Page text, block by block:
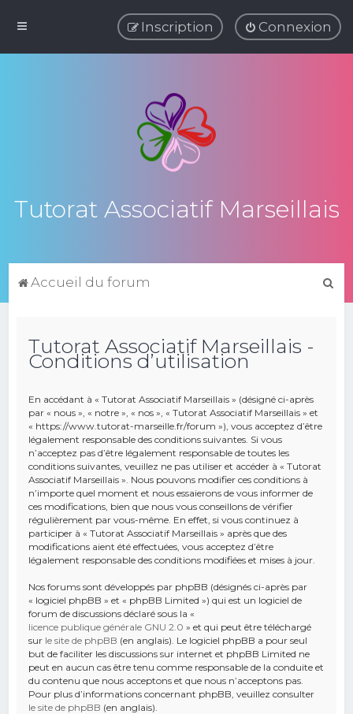
Connexion
Inscription
Tutorat Associatif Marseillais
Accueil du forum
Tutorat Associatif Marseillais -
Conditions d’utilisation
En accédant à « Tutorat Associatif Marseillais » (désigné ci-après
par « nous », « notre », « nos », « Tutorat Associatif Marseillais » et
« https://www.tutorat-marseille.fr/forum »), vous acceptez d’être
légalement responsable des conditions suivantes. Si vous
n’acceptez pas d’être légalement responsable de toutes les
conditions suivantes, veuillez ne pas utiliser et accéder à « Tutorat
Associatif Marseillais ». Nous pouvons modifier ces conditions à
n’importe quel moment et nous essaierons de vous informer de
ces modifications, bien que nous vous conseillons de vérifier
régulièrement par vous-même. En effet, si vous continuez à
participer à « Tutorat Associatif Marseillais » après que des
modifications aient été effectuées, vous acceptez d’être
légalement responsable des conditions modifiées et mises à jour.
Nos forums sont développés par phpBB (désignés ci-après par
« logiciel phpBB » et « phpBB Limited ») qui est un logiciel de
forum de discussions déclaré sous la «
licence publique générale GNU 2.0 » et qui peut être téléchargé
sur le site de phpBB (en anglais). Le logiciel phpBB a pour seul
but de faciliter les discussions sur internet et phpBB Limited ne
peut en aucun cas être tenu comme responsable de la conduite et
du contenu que nous acceptons et que nous n’acceptons pas.
Pour plus d’informations concernant phpBB, veuillez consulter
le site de phpBB (en anglais).